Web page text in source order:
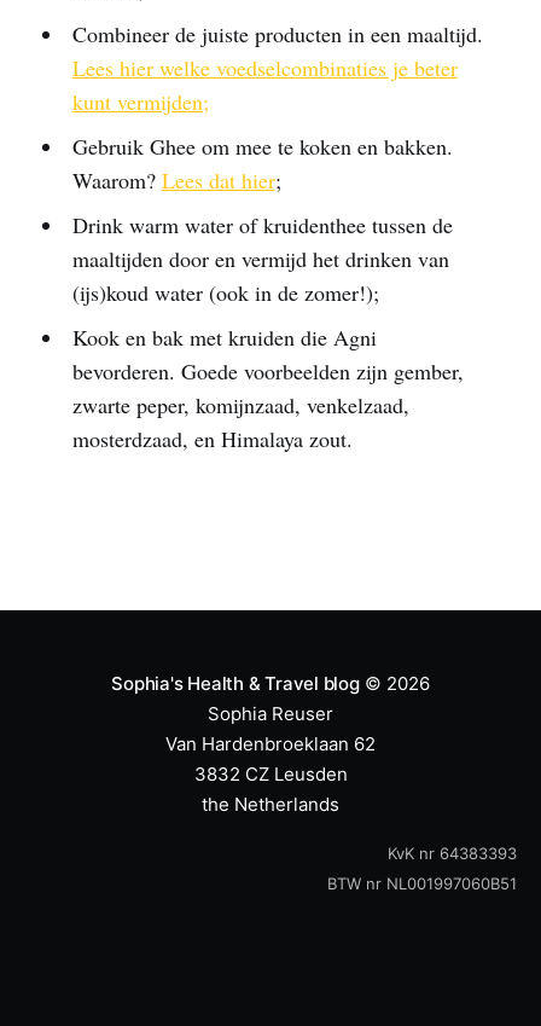
Combineer de juiste producten in een maaltijd.
Lees hier welke voedselcombinaties je beter
kunt vermijden;
Gebruik Ghee om mee te koken en bakken.
Waarom? Lees dat hier;
Drink warm water of kruidenthee tussen de
maaltijden door en vermijd het drinken van
(ijs)koud water (ook in de zomer!);
Kook en bak met kruiden die Agni
bevorderen. Goede voorbeelden zijn gember,
zwarte peper, komijnzaad, venkelzaad,
mosterdzaad, en Himalaya zout.
Sophia's Health & Travel blog© 2026
Sophia Reuser
Van Hardenbroeklaan 62
3832 CZ Leusden
the Netherlands
KvK nr 64383393
BTW nr NL001997060B51